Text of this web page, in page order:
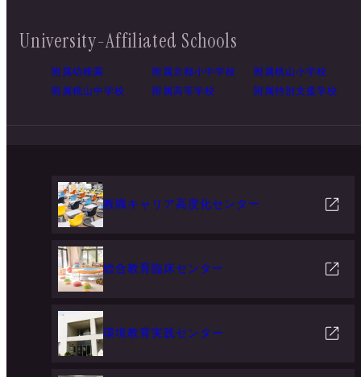
University-Affiliated Schools
附属幼稚園 附属京都小中学校
附属桃山小学校
附属桃山中学校
附属高等学校 附属特別支援学校
教職キャリア高度化センター
総合教育臨床センター
環境教育実践センター